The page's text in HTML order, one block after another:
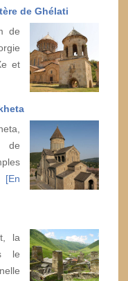
de Ghélati
de
et
de
[En
la
le